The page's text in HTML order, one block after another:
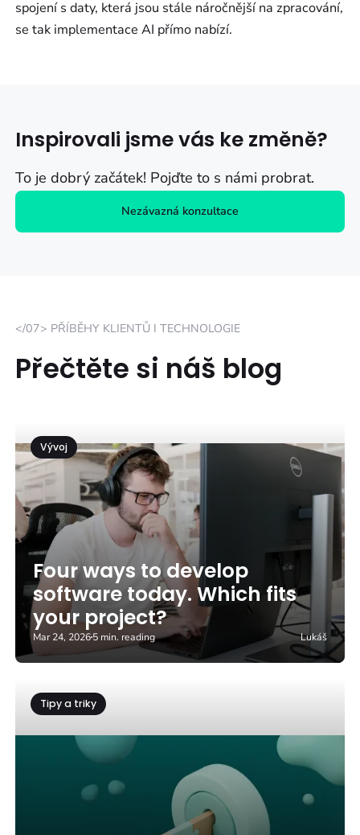
spojení s daty, která jsou stále náročnější na zpracování,
se tak implementace AI přímo nabízí.
Inspirovali jsme vás ke změně?
To je dobrý začátek! Pojďte to s námi probrat.
Nezávazná konzultace
</07> PŘÍBĚHY KLIENTŮ I TECHNOLOGIE
Přečtěte si náš blog
Vývoj
Four ways to develop
software today. Which fits
your project?
Mar 24, 20265 min. reading Lukáš
Tipy a triky